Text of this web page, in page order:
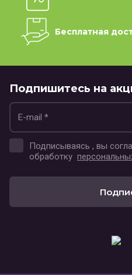
Бесплатная
Подпишитесь на
Подписываясь , вы
обработку